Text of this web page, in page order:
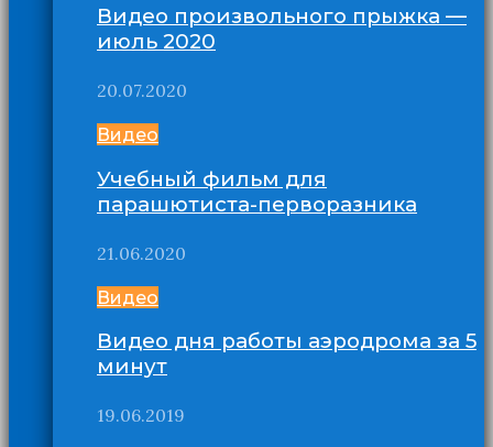
Видео произвольного прыжка —
июль 2020
20.07.2020
Видео
Учебный фильм для
парашютиста-перворазника
21.06.2020
Видео
Видео дня работы аэродрома за 5
минут
19.06.2019